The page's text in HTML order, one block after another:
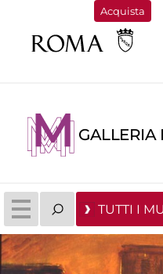
Acquista
GALLERIA
TUTTI I